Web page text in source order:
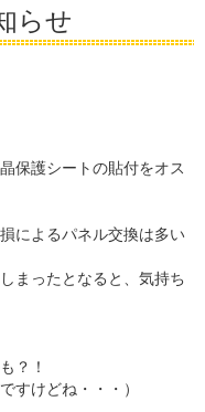
らせ
保護シートの貼付をオス
によるパネル交換は多い
まったとなると、気持ち
？！
すけどね・・・）